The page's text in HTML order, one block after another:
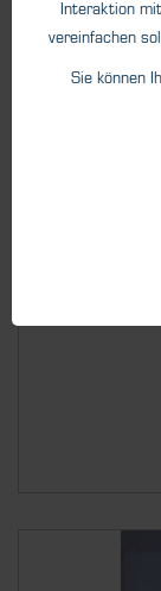
Wir kalibrieren
Interaktion
vereinfachen
Sie können